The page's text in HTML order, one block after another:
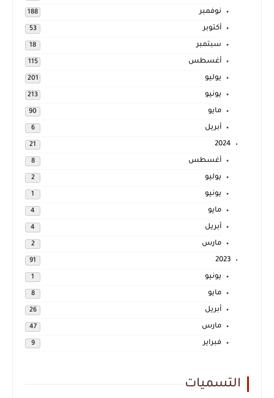
نوفمبر 188
أكتوبر 53
سبتمبر 18
أغسطس 115
يوليو 201
يونيو 213
مايو 90
أبريل 6
2024
21
أغسطس 8
يوليو 2
يونيو 1
مايو 4
أبريل 4
مارس 2
2023
91
يونيو 1
مايو 8
أبريل 26
مارس 47
فبراير 9
التسميات